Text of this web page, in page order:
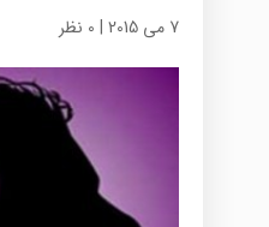
7 می 2015 | 0 نظر